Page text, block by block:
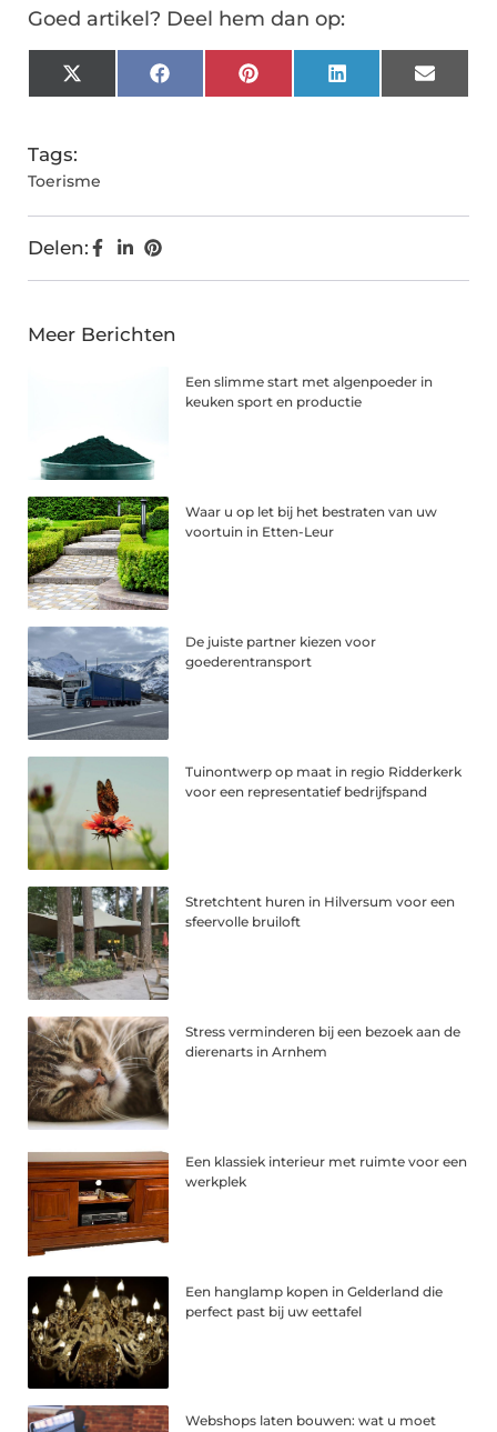
Goed artikel? Deel hem dan op:
X
(Twitter)
FacebookPinterestLinkedInEmail
Tags:
Toerisme
Delen:
Meer Berichten
Een slimme start met algenpoeder in
keuken sport en productie
Waar u op let bij het bestraten van uw
voortuin in Etten-Leur
De juiste partner kiezen voor
goederentransport
Tuinontwerp op maat in regio Ridderkerk
voor een representatief bedrijfspand
Stretchtent huren in Hilversum voor een
sfeervolle bruiloft
Stress verminderen bij een bezoek aan de
dierenarts in Arnhem
Een klassiek interieur met ruimte voor een
werkplek
Een hanglamp kopen in Gelderland die
perfect past bij uw eettafel
Webshops laten bouwen: wat u moet